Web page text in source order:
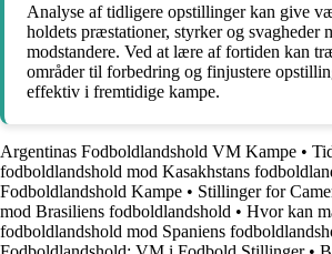
Analyse af tidligere opstillinger kan give
holdets præstationer, styrker og svagheder
modstandere. Ved at lære af fortiden kan
områder til forbedring og finjustere
effektiv i fremtidige kampe.
Argentinas Fodboldlandshold VM Kampe •
fodboldlandshold mod Kasakhstans
Fodboldlandshold Kampe • Stillinger for
mod Brasiliens fodboldlandshold • Hvor kan
fodboldlandshold mod Spaniens